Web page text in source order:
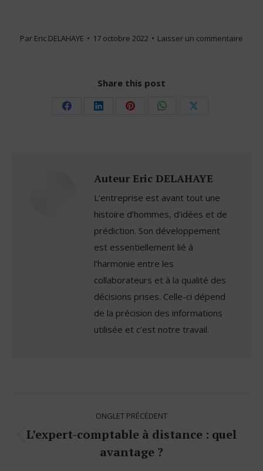
Par Eric DELAHAYE 17 octobre 2022 Laisser un commentaire
Share this post
Share
Share
Share
Share
Share
Auteur Eric DELAHAYE
L’entreprise est avant tout une
histoire d’hommes, d’idées et de
prédiction. Son développement
est essentiellement lié à
l’harmonie entre les
collaborateurs et à la qualité des
décisions prises. Celle-ci dépend
de la précision des informations
utilisée et c’est notre travail.
de
commentaire
ONGLET PRÉCÉDENT
Onglet
précédent
L’expert-comptable à distance : quel
avantage ?